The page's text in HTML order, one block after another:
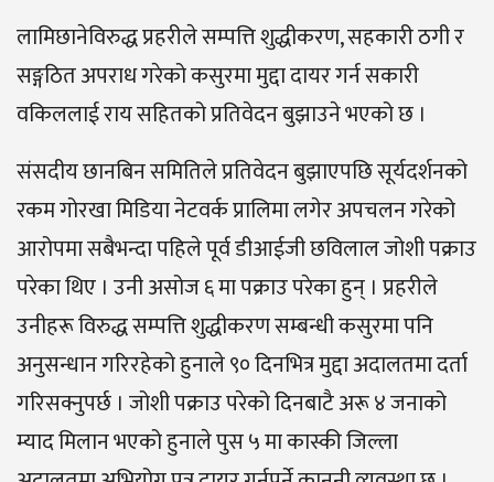
लामिछानेविरुद्ध प्रहरीले सम्पत्ति शुद्धीकरण, सहकारी ठगी र
सङ्गठित अपराध गरेको कसुरमा मुद्दा दायर गर्न सकारी
वकिललाई राय सहितको प्रतिवेदन बुझाउने भएको छ ।
संसदीय छानबिन समितिले प्रतिवेदन बुझाएपछि सूर्यदर्शनको
रकम गोरखा मिडिया नेटवर्क प्रालिमा लगेर अपचलन गरेको
आरोपमा सबैभन्दा पहिले पूर्व डीआईजी छविलाल जोशी पक्राउ
परेका थिए । उनी असोज ६ मा पक्राउ परेका हुन् । प्रहरीले
उनीहरू विरुद्ध सम्पत्ति शुद्धीकरण सम्बन्धी कसुरमा पनि
अनुसन्धान गरिरहेको हुनाले ९० दिनभित्र मुद्दा अदालतमा दर्ता
गरिसक्नुपर्छ । जोशी पक्राउ परेको दिनबाटै अरू ४ जनाको
म्याद मिलान भएको हुनाले पुस ५ मा कास्की जिल्ला